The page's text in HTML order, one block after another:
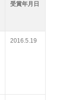
受賞年月日
2016.5.19